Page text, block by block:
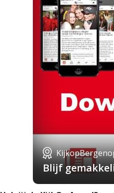
Blijf